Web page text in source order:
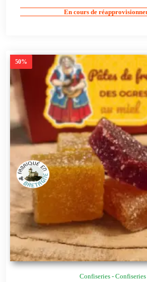
En cours de
50%
Confiseries - Confiseries